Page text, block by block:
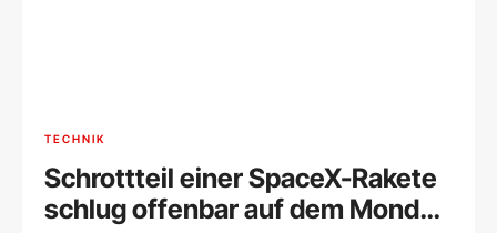
TECHNIK
Schrottteil einer SpaceX-Rakete
schlug offenbar auf dem Mond